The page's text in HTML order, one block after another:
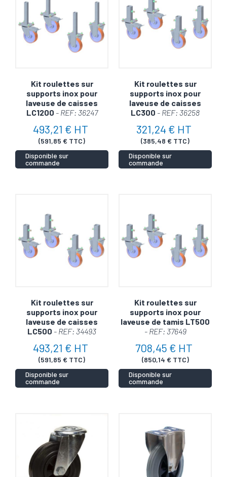
permettant des déplacements aisés et précis.
🍀Résistance Optimale: Conçues pour le milieu agro-
alimentaire, elles tiennent compte des projections d'eau,
des détergents et de toutes les contraintes de cet
Compatibilité Étendue
: Parfaites pour votre
nettoyeur haute pression, ces roulettes sont également
adaptées pour divers équipements en milieu agro-
Investir dans les roulettes REGELAV, c'est garantir à vos
équipements une manœuvrabilité parfaite tout en
respectant les normes strictes d'hygiène requises par
Kit roulettes sur
supports inox pour
laveuse de caisses
LC1200 - REF: 36247
493,21 € HT
(591,85 € TTC)
Disponible sur
commande
Kit roulettes sur
supports inox pour
laveuse de caisses
LC300 - REF: 36258
321,24 € HT
(385,48 € TTC)
Disponible sur
commande
Kit roulettes sur
supports inox pour
laveuse de caisses
LC500 - REF: 34493
493,21 € HT
(591,85 € TTC)
Disponible sur
commande
Kit roulettes sur
supports inox pour
laveuse de tamis LT500
- REF: 37649
708,45 € HT
(850,14 € TTC)
Disponible sur
commande